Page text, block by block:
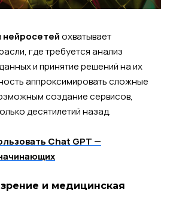
нейросетейохватывает
где требуется анализ
и принятие решений на их
аппроксимировать сложные
создание сервисов,
десятилетий назад.
Chat GPT —
и медицинская